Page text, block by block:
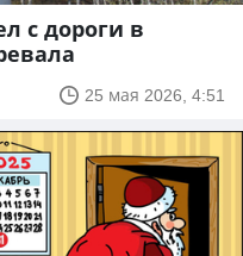
с дороги в
25 мая 2026, 4:51